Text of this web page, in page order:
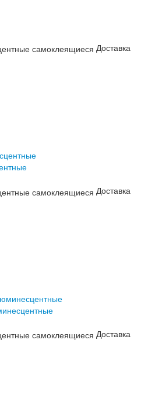
Доставка
Доставка
Доставка